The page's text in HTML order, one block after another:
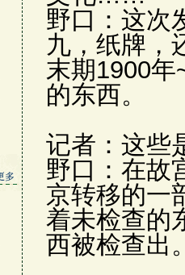
野口：这次
九，纸牌，
末期1900年
的东西。
记者：这些
野口：在故
京转移的一
着未检查的
西被检查出